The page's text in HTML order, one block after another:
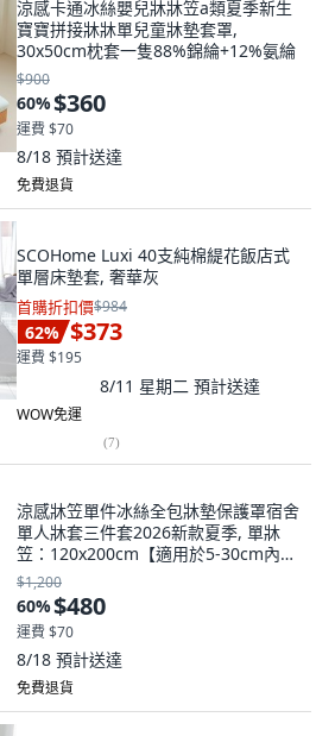
涼感卡通冰絲嬰兒牀牀笠a類夏季新生
寶寶拼接牀牀單兒童牀墊套罩,
30x50cm枕套一隻88%錦綸+12%氨綸
$900
60%$360
運費 $70
8/18 預計送達
免費退貨
SCOHome Luxi 40支純棉緹花飯店式
單層床墊套, 奢華灰
首購折扣價$984
62% $373
運費 $195
8/11 星期二 預計送達
WOW免運
(7)
涼感牀笠單件冰絲全包牀墊保護罩宿舍
單人牀套三件套2026新款夏季, 單牀
笠：120x200cm【適用於5-30cm內牀
墊】
$1,200
60%$480
運費 $70
8/18 預計送達
免費退貨